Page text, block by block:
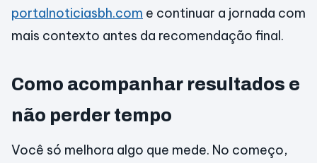
portalnoticiasbh.com e continuar a jornada com
mais contexto antes da recomendação final.
Como acompanhar resultados e
não perder tempo
Você só melhora algo que mede. No começo,